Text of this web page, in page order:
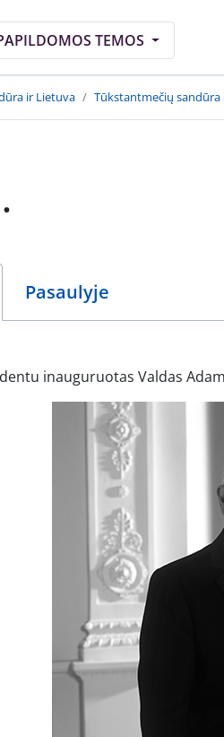
TEMOS
ir Lietuva Tūkstantmečių sandūra
Pasaulyje
inauguruotas Valdas